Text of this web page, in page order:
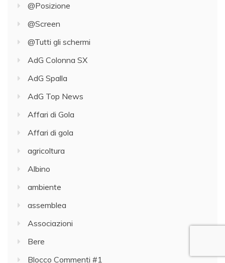
@Posizione
@Screen
@Tutti gli schermi
AdG Colonna SX
AdG Spalla
AdG Top News
Affari di Gola
Affari di gola
agricoltura
Albino
ambiente
assemblea
Associazioni
Bere
Blocco Commenti #1